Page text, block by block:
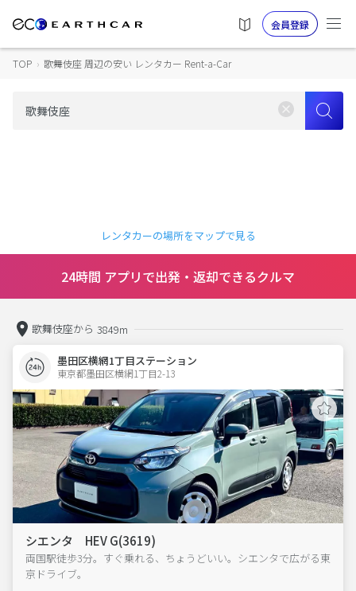
会員登録
TOP › 歌舞伎座 周辺の安い レンタカー Rent-a-Car
レンタカーの場所をマップで見る
24時間 アプリで出発・返却できるクルマ
歌舞伎座から 3849m
墨田区横網1丁目ステーション
東京都墨田区横網1丁目2-13
シエンタ HEV G(3619)
両国駅徒歩3分。すぐ乗れる、ちょうどいい。シエンタで広がる東
京ドライブ。